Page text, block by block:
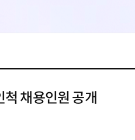
채용인원 공개